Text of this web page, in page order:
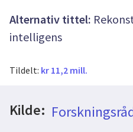
Alternativ tittel:
intelligens
Tildelt: kr 11,2 mill.
Kilde: